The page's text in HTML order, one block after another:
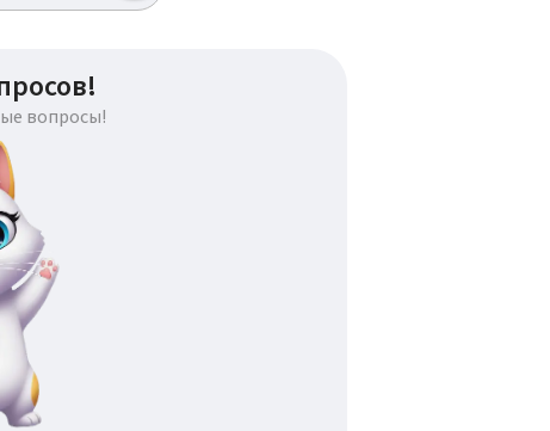
вопросы!